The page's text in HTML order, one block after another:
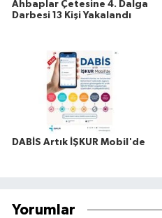
Ahbaplar Çetesine 4. Dalga
Darbesi 13 Kişi Yakalandı
DABİS Artık İŞKUR Mobil'de
Yorumlar